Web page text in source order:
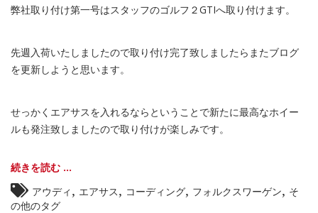
弊社取り付け第一号はスタッフのゴルフ２GTIへ取り付けます。
先週入荷いたしましたので取り付け完了致しましたらまたブログ
を更新しようと思います。
せっかくエアサスを入れるならということで新たに最高なホイー
ルも発注致しましたので取り付けが楽しみです。
続きを読む ...
アウディ
エアサス コーディング フォルクスワーゲン
そ
の他のタグ